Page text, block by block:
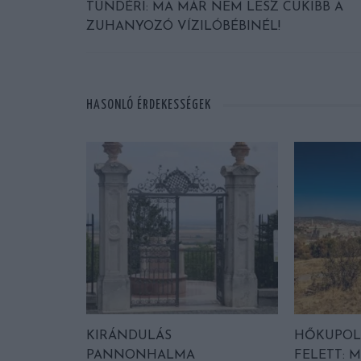
TÜNDÉRI: MA MÁR NEM LESZ CUKIBB A
ZUHANYOZÓ VÍZILÓBÉBINÉL!
HASONLÓ ÉRDEKESSÉGEK
KIRÁNDULÁS
PANNONHALMA
FELETT: